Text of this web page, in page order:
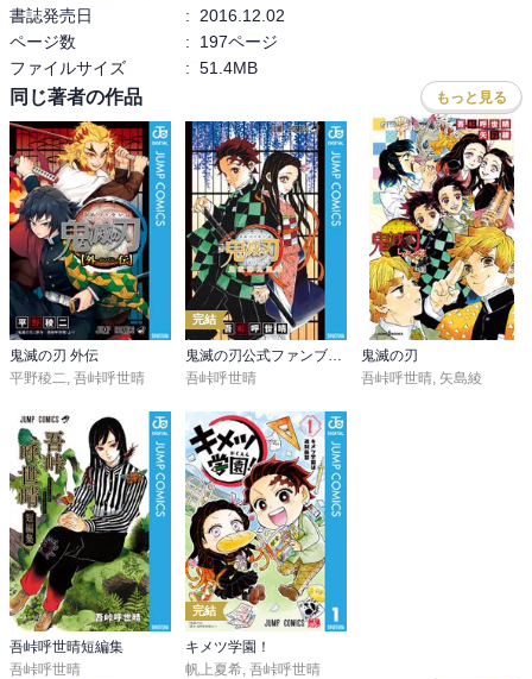
書誌発売日
:
2016.12.02
ページ数
:
197ページ
ファイルサイズ
: 51.4MB
同じ著者の作品 もっと見る
鬼滅の刃 外伝
平野稜二, 吾峠呼世晴
完結
鬼滅の刃公式ファンブック 鬼殺隊見聞録
吾峠呼世晴
鬼滅の刃
吾峠呼世晴, 矢島綾
吾峠呼世晴短編集
吾峠呼世晴
完結
キメツ学園！
帆上夏希 吾峠呼世晴